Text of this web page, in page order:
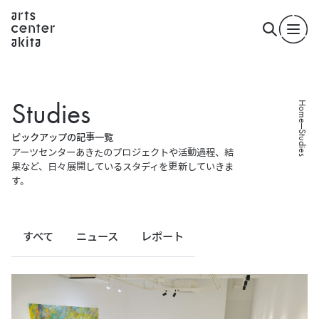
Home
Studies
Studies
ピックアップの記事一覧
アーツセンターあきたのプロジェクトや活動過程、結
果など、
日々展開しているスタディを更新していきま
す。
すべて ニュース レポート